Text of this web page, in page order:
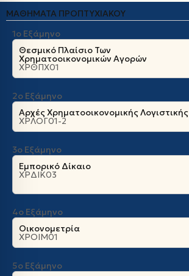
ΜΑΘΉΜΑΤΑ ΠΡΟΠΤΥΧΙΑΚΟΎ
1ο Εξάμηνο
Θεσμικό Πλαίσιο Των
Χρηματοοικονομικών Αγορών
ΧΡΘΠΧ01
2ο Εξάμηνο
Αρχές Χρηματοοικονομικής Λογιστικής
ΧΡΛΟΓ01-2
3ο Εξάμηνο
Εμπορικό Δίκαιο
ΧΡΔΙΚ03
4ο Εξάμηνο
Οικονομετρία
ΧΡΟΙΜ01
5ο Εξάμηνο